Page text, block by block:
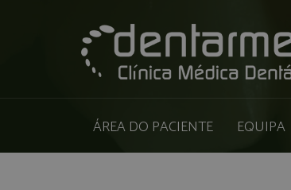
ÁREA DO PACIENTE EQUIPA